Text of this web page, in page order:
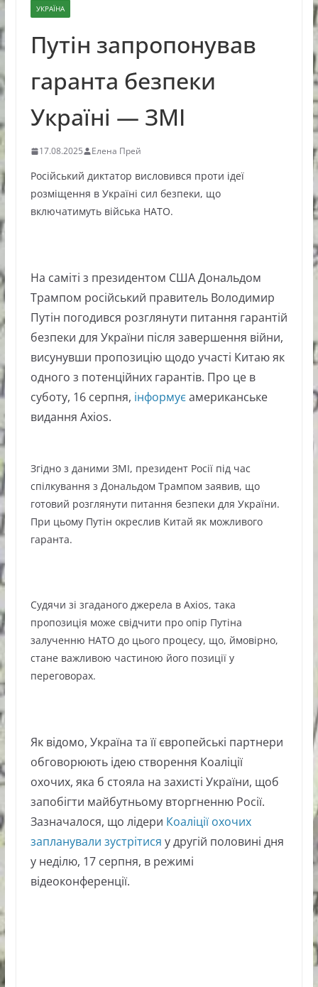
УКРАЇНА
Путін запропонував
гаранта безпеки
Україні — ЗМІ
17.08.2025 Елена Прей
Російський диктатор висловився проти ідеї
розміщення в Україні сил безпеки, що
включатимуть війська НАТО.
На саміті з президентом США Дональдом
Трампом російський правитель Володимир
Путін погодився розглянути питання гарантій
безпеки для України після завершення війни,
висунувши пропозицію щодо участі Китаю як
одного з потенційних гарантів. Про це в
суботу, 16 серпня, інформуєамериканське
видання Axios.
Згідно з даними ЗМІ, президент Росії під час
спілкування з Дональдом Трампом заявив, що
готовий розглянути питання безпеки для України.
При цьому Путін окреслив Китай як можливого
гаранта.
Судячи зі згаданого джерела в Axios, така
пропозиція може свідчити про опір Путіна
залученню НАТО до цього процесу, що, ймовірно,
стане важливою частиною його позиції у
переговорах.
Як відомо, Україна та її європейські партнери
обговорюють ідею створення Коаліції
охочих, яка б стояла на захисті України, щоб
запобігти майбутньому вторгненню Росії.
Зазначалося, що лідери Коаліції охочих
запланували зустрітися у другій половині дня
у неділю, 17 серпня, в режимі
відеоконференції.